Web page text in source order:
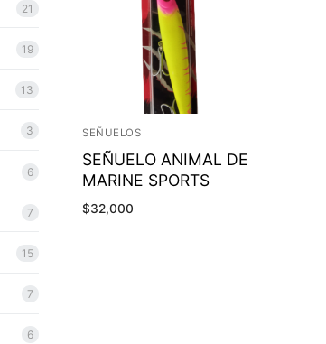
SEÑUELOS
SEÑUELO ANIMAL DE
MARINE SPORTS
$32,000
21
19
13
3
6
7
15
7
6